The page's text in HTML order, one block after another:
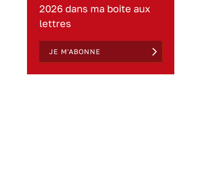
2026 dans ma boite aux
lettres
JE M'ABONNE